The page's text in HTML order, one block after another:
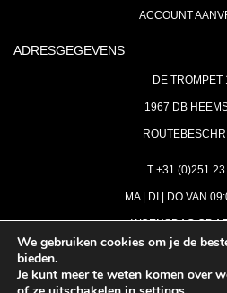
ACCOUNT
ADRESGEGEVENS
DE TROMPET
1967 DB
T +31 (0)251
MA | DI | DO VAN
WOENSDAG OP
We gebruiken cookies om je de
bieden.
Je kunt meer te weten komen over